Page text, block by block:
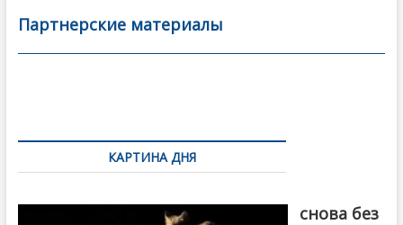
b
o
er l
а
в
Партнерские материалы
по
записямКАРТИНА ДНЯ
снова без